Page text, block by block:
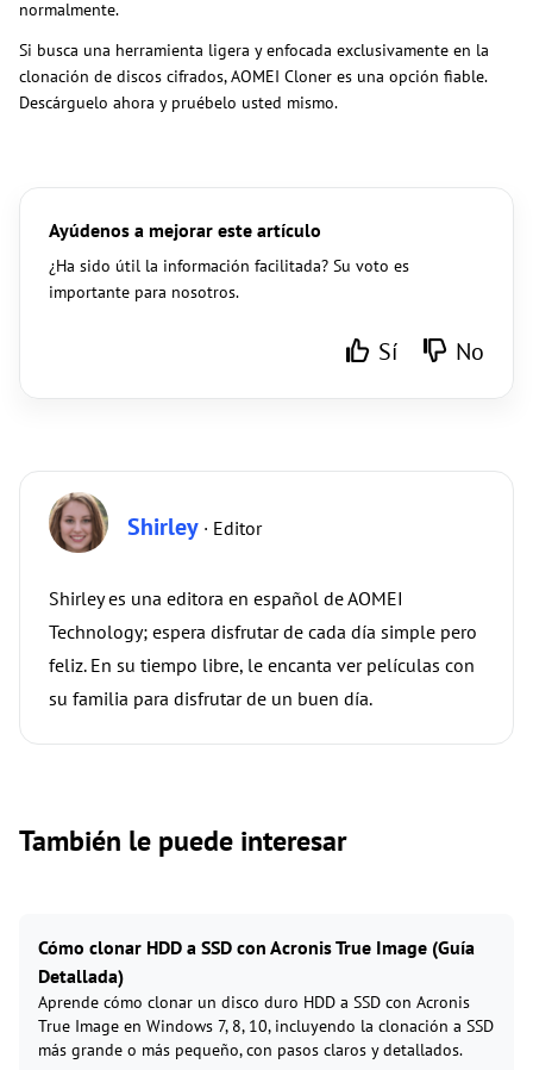
normalmente.
Si busca una herramienta ligera y enfocada exclusivamente en la
clonación de discos cifrados, AOMEI Cloner es una opción fiable.
Descárguelo ahora y pruébelo usted mismo.
Ayúdenos a mejorar este artículo
¿Ha sido útil la información facilitada? Su voto es
importante para nosotros.
Sí No
Shirley · Editor
Shirley es una editora en español de AOMEI
Technology; espera disfrutar de cada día simple pero
feliz. En su tiempo libre, le encanta ver películas con
su familia para disfrutar de un buen día.
También le puede interesar
Cómo clonar HDD a SSD con Acronis True Image (Guía
Detallada)
Aprende cómo clonar un disco duro HDD a SSD con Acronis
True Image en Windows 7, 8, 10, incluyendo la clonación a SSD
más grande o más pequeño, con pasos claros y detallados.